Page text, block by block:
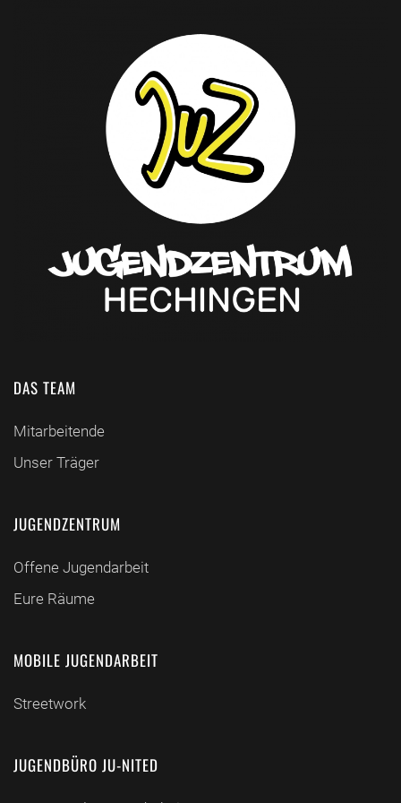
DAS TEAM
Mitarbeitende
Unser Träger
JUGENDZENTRUM
Offene Jugendarbeit
Eure Räume
MOBILE JUGENDARBEIT
Streetwork
JUGENDBÜRO JU-NITED